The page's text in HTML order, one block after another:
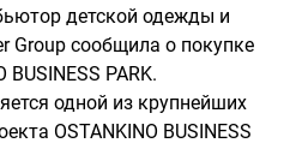
детской одежды и
Group сообщила о покупке
PARK.
одной из крупнейших
OSTANKINO BUSINESS